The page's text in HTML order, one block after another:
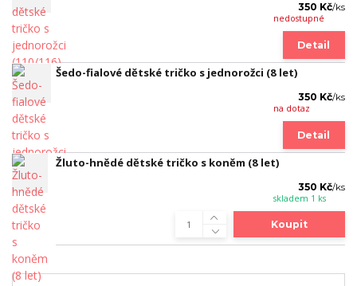
350 Kč/ks
nedostupné
Detail
Šedo-fialové dětské tričko s jednorožci (8 let)
350 Kč/ks
na dotaz
Detail
Žluto-hnědé dětské tričko s koněm (8 let)
350 Kč/ks
skladem 1 ks
Koupit